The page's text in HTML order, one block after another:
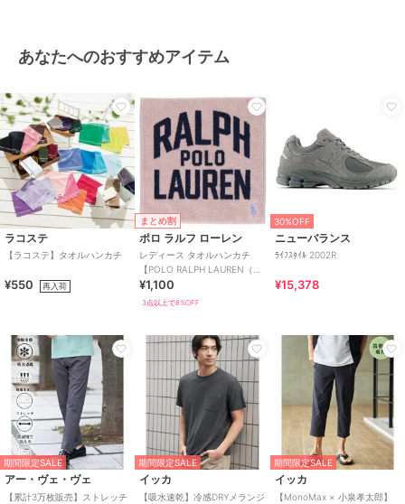
あなたへのおすすめアイテム
ラコステ
【ラコステ】タオルハンカチ
¥550 再入荷
まとめ割
ポロ ラルフ ローレン
レディース タオルハンカチ
【POLO RALPH LAUREN（ポ
ロ ラルフ ローレン）】
¥1,100
3点以上で8%OFF
30%OFF
ニューバランス
ﾗｲﾌｽﾀｲﾙ 2002R
¥15,378
期間限定SALE
アー・ヴェ・ヴェ
【累計3万枚販売】ストレッチ
期間限定SALE
イッカ
【吸水速乾】冷感DRYメランジ
期間限定SALE
イッカ
【MonoMax × 小泉孝太郎】